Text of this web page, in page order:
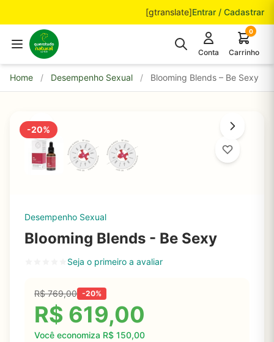
[gtranslate]Entrar / Cadastrar
Conta
0
Carrinho
Home / Desempenho Sexual / Blooming Blends – Be Sexy
-20%
Desempenho Sexual
Blooming Blends - Be Sexy
Seja o primeiro a avaliar
R$769,00 -20%
R$ 619,00
Você economiza R$ 150,00